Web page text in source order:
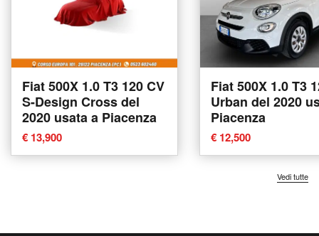
Fiat 500X 1.0 T3 120 CV
S-Design Cross del
2020 usata a Piacenza
€ 13,900
Fiat 500X 1.0 T3
Urban del 2020
Piacenza
€ 12,500
Vedi tutte